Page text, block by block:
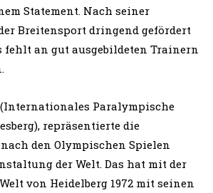
Statement. Nach seiner
Breitensport dringend gefördert
fehlt an gut ausgebildeten Trainern
Paralympische
repräsentierte die
den Olympischen Spielen
der Welt. Das hat mit der
von Heidelberg 1972 mit seinen